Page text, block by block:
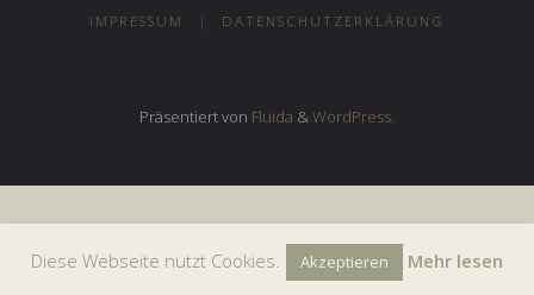
IMPRESSUM | DATENSCHUTZERKLÄRUNG
Präsentiert von Fluida &WordPress.
Diese Webseite nutzt Cookies. Akzeptieren Mehr lesen